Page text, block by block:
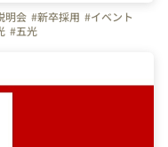
明会 #新卒採用 #イベント
#五光